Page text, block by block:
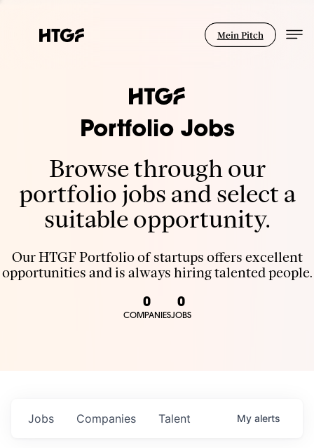
Mein Pitch
Portfolio Jobs
Browse through our
portfolio jobs and select a
suitable opportunity.
Our HTGF Portfolio of startups offers excellent
opportunities and is always hiring talented people.
0
COMPANIES
0
JOBS
Jobs Companies Talent My alerts